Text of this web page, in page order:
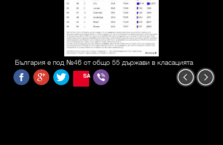
България е под №46 от общо 55 държави в класацията
SAVE